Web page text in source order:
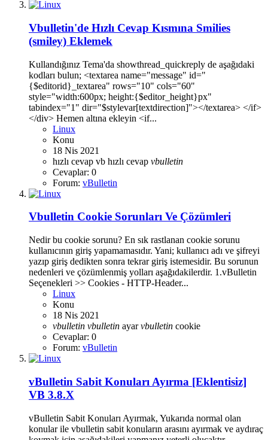
Vbulletin'de Hızlı Cevap Kısmına Smilies
(smiley) Eklemek
Kullandığınız Tema'da showthread_quickreply de aşağıdaki
kodları bulun; <textarea name="message" id="
{$editorid}_textarea" rows="10" cols="60"
style="width:600px; height:{$editor_height}px"
tabindex="1" dir="$stylevar[textdirection]"></textarea> </if>
</div> Hemen altına ekleyin <if...
Linux
Konu
18 Nis 2021
hızlı cevap vb hızlı cevap vbulletin
Cevaplar: 0
Forum: vBulletin
Vbulletin Cookie Sorunları Ve Çözümleri
Nedir bu cookie sorunu? En sık rastlanan cookie sorunu
kullanıcının giriş yapamamasıdır. Yani; kullanıcı adı ve şifreyi
yazıp giriş dedikten sonra tekrar giriş istemesidir. Bu sorunun
nedenleri ve çözümlenmiş yolları aşağıdakilerdir. 1.vBulletin
Seçenekleri >> Cookies - HTTP-Header...
Linux
Konu
18 Nis 2021
vbulletin vbulletin ayarvbulletin cookie
Cevaplar: 0
Forum: vBulletin
vBulletin Sabit Konuları Ayırma [Eklentisiz]
VB 3.8.X
vBulletin Sabit Konuları Ayırmak, Yukarıda normal olan
konular ile vbulletin sabit konuların arasını ayırmak ve aydıraç